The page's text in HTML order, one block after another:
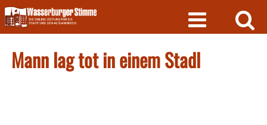
Skip
to
content
Mann lag tot in einem Stadl